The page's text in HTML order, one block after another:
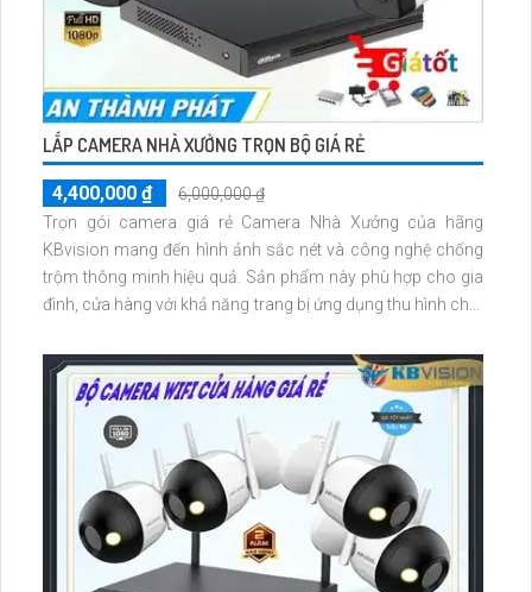
LẮP CAMERA NHÀ XƯỞNG TRỌN BỘ GIÁ RẺ
4,400,000 ₫
6,000,000 ₫
Trọn gói camera giá rẻ Camera Nhà Xưởng của hãng
KBvision mang đến hình ảnh sắc nét và công nghệ chống
trộm thông minh hiệu quả. Sản phẩm này phù hợp cho gia
đình, cửa hàng với khả năng trang bị ứng dụng thu hình chất